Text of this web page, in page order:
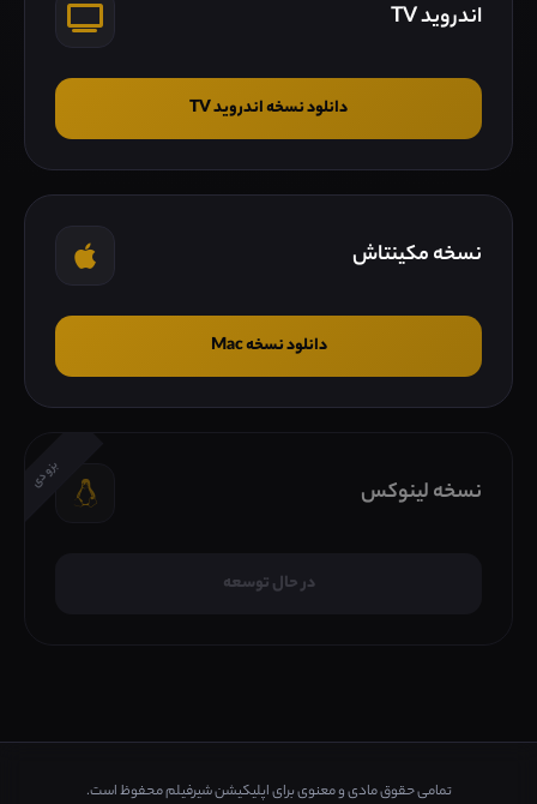
اندروید TV
دانلود نسخه اندروید TV
نسخه مکینتاش
دانلود نسخه Mac
بزودی
نسخه لینوکس
در حال توسعه
تمامی حقوق مادی و معنوی برای اپلیکیشن شیرفیلم محفوظ است.